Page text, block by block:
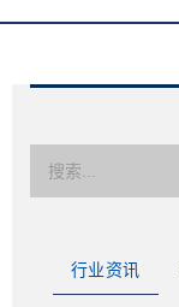
限公司
行业资讯